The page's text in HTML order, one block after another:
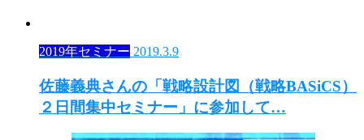
2019年セミナー 2019.3.9
佐藤義典さんの「戦略設計図（戦略BASiCS）
２日間集中セミナー」に参加して…